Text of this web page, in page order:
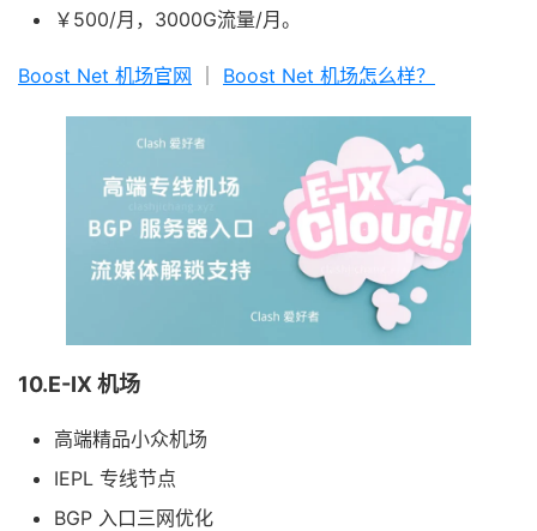
￥500/月，3000G流量/月。
Boost Net 机场官网 Boost Net 机场怎么样？
10.E-IX 机场
高端精品小众机场
IEPL 专线节点
BGP 入口三网优化